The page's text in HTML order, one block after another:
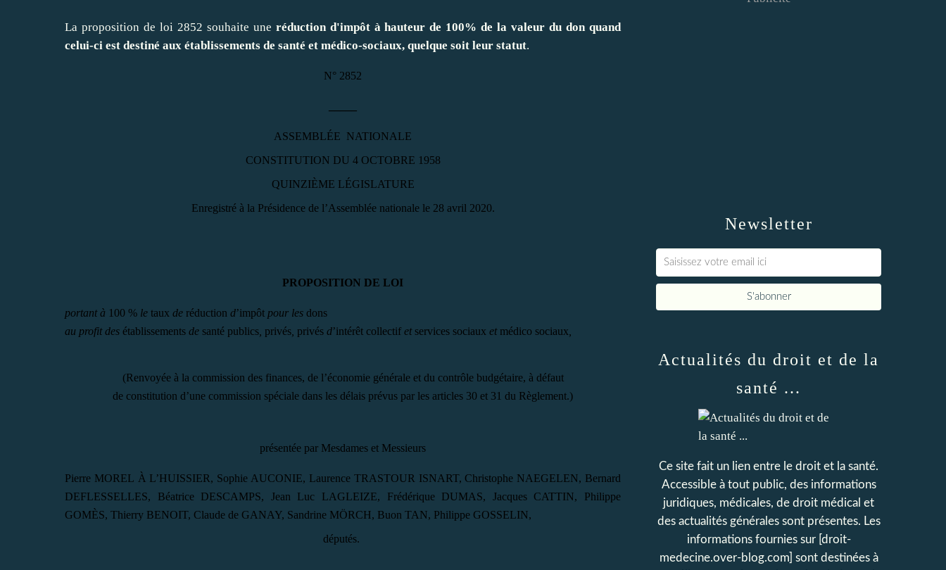
La proposition de loi 2852 souhaite une réduction d'impôt à hauteur de 100% de la valeur du don quand
celui-ci est destiné aux établissements de santé et médico-sociaux, quelque soit leur statut.
N° 2852
ASSEMBLÉE NATIONALE
CONSTITUTION DU 4 OCTOBRE 1958
QUINZIÈME LÉGISLATURE
Enregistré à la Présidence de l’Assemblée nationale le 28 avril 2020.
PROPOSITION DE LOI
portant à 100 % le taux de réduction d’impôt pour les dons
au profit des établissements de santé publics privés privés d’intérêt collectif et services sociaux et médico sociaux
(Renvoyée à la commission des finances, de l’économie générale et du contrôle budgétaire, à défaut
de constitution d’une commission spéciale dans les délais prévus par les articles 30 et 31 du Règlement.)
présentée par Mesdames et Messieurs
Pierre MOREL À L’HUISSIER, Sophie AUCONIE, Laurence TRASTOUR ISNART, Christophe NAEGELEN, Bernard
DEFLESSELLES, Béatrice DESCAMPS, Jean Luc LAGLEIZE, Frédérique DUMAS, Jacques CATTIN, Philippe
GOMÈS, Thierry BENOIT, Claude de GANAY, Sandrine MÖRCH, Buon TAN, Philippe GOSSELIN,
députés.
Newsletter
Actualités du droit et de la
santé ...
Ce site fait un lien entre le droit et la santé.
Accessible à tout public, des informations
juridiques, médicales, de droit médical et
des actualités générales sont présentes. Les
informations fournies sur [droit-
medecine.over-blog.com] sont destinées à